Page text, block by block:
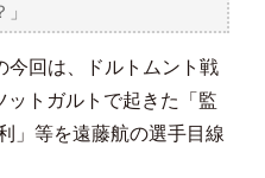
回は、ドルトムント戦
トガルトで起きた「監
」等を遠藤航の選手目線